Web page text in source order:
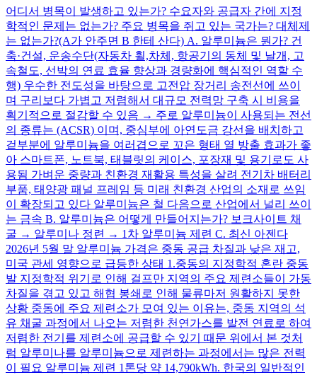
어디서 병목이 발생하고 있는가? 수요자와 공급자 간에 지정
학적인 문제는 없는가? 주요 병목을 쥐고 있는 국가는? 대체제
는 없는가?(A가 안주면 B 한테 산다) A. 알루미늄은 뭔가? 건
축·건설, 운송수단(자동차 휠,차체, 항공기의 동체 및 날개, 고
속철도, 선박의 연료 효율 향상과 경량화에 핵심적인 역할 수
행) 우수한 전도성을 바탕으로 고전압 장거리 송전선에 쓰이
며 구리보다 가볍고 저렴해서 대규모 전력망 구축 시 비용을
획기적으로 절감할 수 있음 → 주로 알루미늄이 사용되는 전선
의 종류는 (ACSR) 이며, 중심부에 아연도금 강선을 배치하고
겉부분에 알루미늄을 여러겹으로 꼬은 형태 열 방출 효과가 좋
아 스마트폰, 노트북, 태블릿의 케이스, 포장재 및 용기로도 사
용됨 가벼운 중량과 친환경 재활용 특성을 살려 전기차 배터리
부품, 태양광 패널 프레임 등 미래 친환경 산업의 소재로 쓰임
이 확장되고 있다 알루미늄은 철 다음으로 산업에서 널리 쓰이
는 금속 B. 알루미늄은 어떻게 만들어지는가? 보크사이트 채
굴 → 알루미나 정련 → 1차 알루미늄 제련 C. 최신 아젠다
2026년 5월 말 알루미늄 가격은 중동 공급 차질과 낮은 재고,
미국 관세 영향으로 급등한 상태 1.중동의 지정학적 혼란 중동
발 지정학적 위기로 인해 걸프만 지역의 주요 제련소들이 가동
차질을 겪고 있고 해협 봉쇄로 인해 물류마저 원활하지 못한
상황 중동에 주요 제련소가 모여 있는 이유는, 중동 지역의 석
유 채굴 과정에서 나오는 저렴한 천연가스를 발전 연료로 하여
저렴한 전기를 제련소에 공급할 수 있기 때문 위에서 본 것처
럼 알루미나를 알루미늄으로 제련하는 과정에서는 많은 전력
이 필요 알루미늄 제련 1톤당 약 14,790kWh. 한국의 일반적인